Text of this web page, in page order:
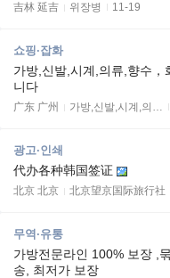
吉林 延吉 위장병 11-19
쇼핑·잡화
가방,신발,시계,의류,향수
니다
广东 广州 가방,신발,시계,의…
광고·인쇄
代办各种韩国签证
北京 北京 北京望京国际旅行社
무역·유통
가방전문라인 100% 보장 ,
송, 최저가 보장